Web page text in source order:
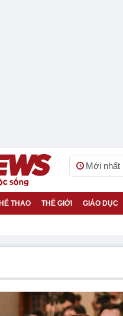
Mới nhất
THAO THẾ GIỚI GIÁO DỤC